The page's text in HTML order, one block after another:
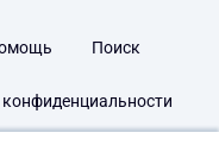
Поиск